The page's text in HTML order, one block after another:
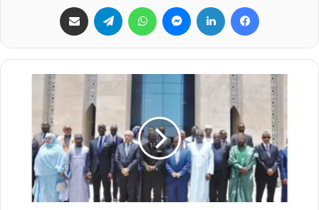
فيسبوك لينكدإن ماسنجر واتساب تيلقرام